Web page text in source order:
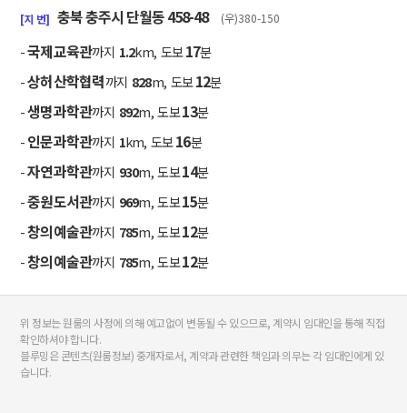
[지 번] 충북 충주시 단월동 458-48 (우)380-150
-국제교육관까지 1.2km, 도보17분
-상허산학협력까지 828m, 도보12분
-생명과학관까지 892m, 도보13분
-인문과학관까지 1km, 도보16분
-자연과학관까지 930m, 도보14분
-중원도서관까지 969m, 도보15분
-창의예술관까지 785m, 도보12분
-창의예술관까지 785m, 도보12분
위 정보는 원룸의 사정에 의해 예고없이 변동될 수 있으므로, 계약시 임대인을 통해 직접
확인하셔야 합니다.
블루밍은 콘텐츠(원룸정보) 중개자로서, 계약과 관련한 책임과 의무는 각 임대인에게 있
습니다.